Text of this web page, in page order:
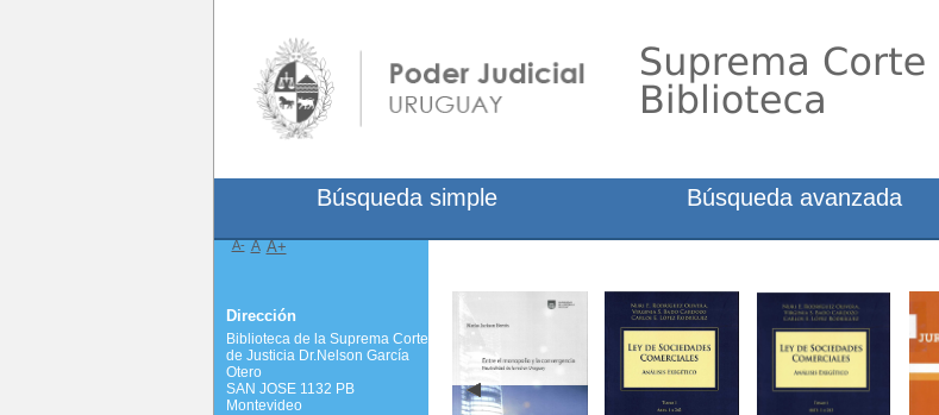
Búsqueda simple Búsqueda avanzada
A- A A+
Dirección
Biblioteca de la Suprema Corte
de Justicia Dr.Nelson García
Otero
SAN JOSE 1132 PB
Montevideo